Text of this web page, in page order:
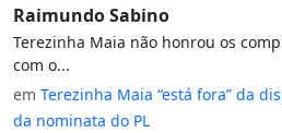
Raimundo Sabino
Terezinha Maia não honrou os
com o...
em Terezinha Maia “está fora” da
da nominata do PL